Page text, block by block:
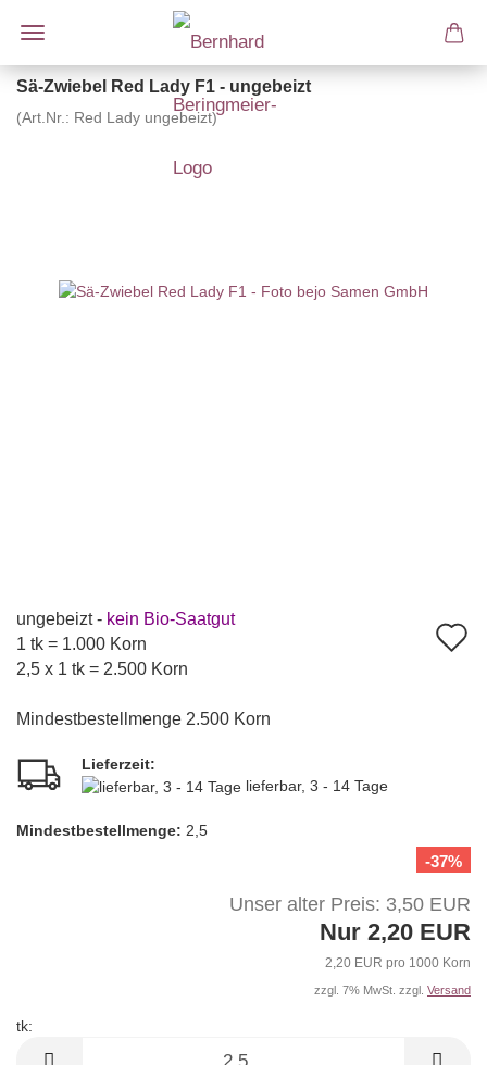
Sä-Zwiebel Red Lady F1 - ungebeizt
(Art.Nr.: Red Lady ungebeizt)
ungebeizt - kein Bio-Saatgut
1 tk = 1.000 Korn
2,5 x 1 tk = 2.500 Korn
Mindestbestellmenge 2.500 Korn
Lieferzeit:
lieferbar, 3 - 14 Tage
Mindest­bestellmenge: 2,5
-37%
Unser alter Preis: 3,50 EUR
Nur 2,20 EUR
2,20 EUR pro 1000 Korn
zzgl. 7% MwSt. zzgl. Versand
tk: